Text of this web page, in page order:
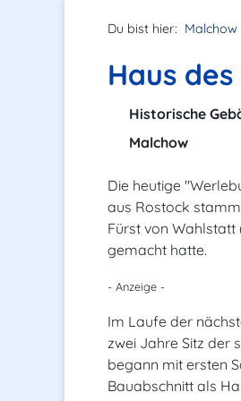
Du bist hier: Malchow
Haus
Historische
Malchow
Die heutige
aus Rostock
Fürst von Wahlstatt
gemacht hatte.
- Anzeige -
Im Laufe der
zwei Jahre Sitz der
begann mit ersten
Bauabschnitt als